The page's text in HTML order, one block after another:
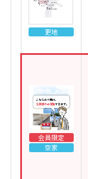
更地
会員限定
空家